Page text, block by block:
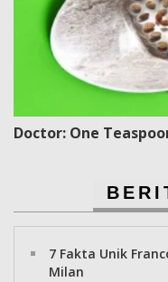
Doctor: One
7 Fakta Unik
Milan